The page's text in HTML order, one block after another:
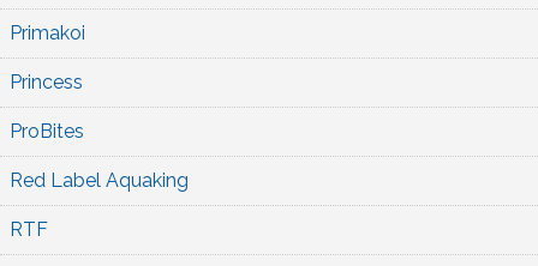
Primakoi
Princess
ProBites
Red Label Aquaking
RTF